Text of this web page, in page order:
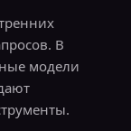
В
модели